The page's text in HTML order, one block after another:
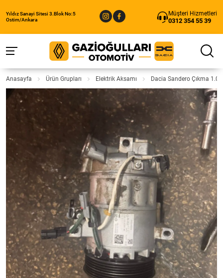
Yıldız Sanayi Sitesi 3.Blok No:5
Ostim/Ankara
Müşteri Hizmetleri
0312 354 55 39
Anasayfa Ürün Grupları Elektrik Aksamı Dacia Sandero Çıkma 1.0